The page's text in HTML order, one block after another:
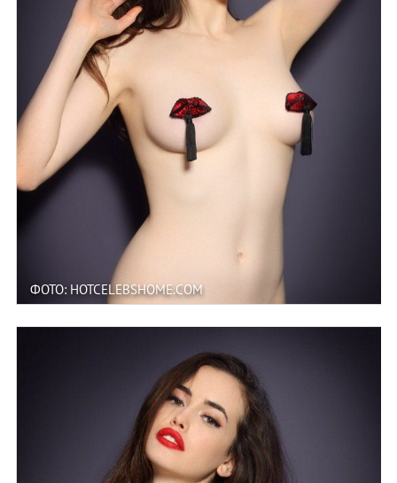
ФОТО: HOTCELEBSHOME.COM